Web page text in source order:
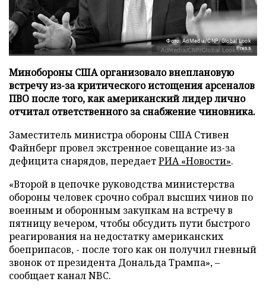
Фото: AdMedia/CNP/Global Look
Press
Минобороны США организовало внеплановую
встречу из-за критического истощения арсеналов
ПВО после того, как американский лидер лично
отчитал ответственного за снабжение чиновника.
Заместитель министра обороны США Стивен
Файнберг провел экстренное совещание из-за
дефицита снарядов, передаетРИА «Новости».
«Второй в цепочке руководства министерства
обороны человек срочно собрал высших чинов по
военным и оборонным закупкам на встречу в
пятницу вечером, чтобы обсудить пути быстрого
реагирования на недостатку американских
боеприпасов, - после того как он получил гневный
звонок от президента Дональда Трампа», –
сообщает канал NBC.